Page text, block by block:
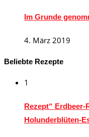
Im Grunde
4. März 2019
Beliebte Rezepte
1
Rezept“
Holunderblüten-